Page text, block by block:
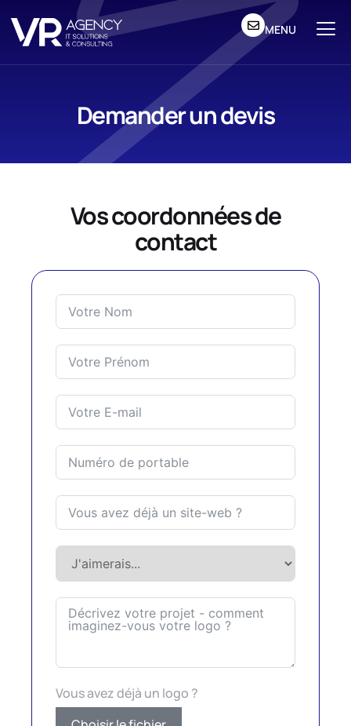
MENU
Demander un devis
Vos coordonnées de
contact
Vous avez déjà un logo ?